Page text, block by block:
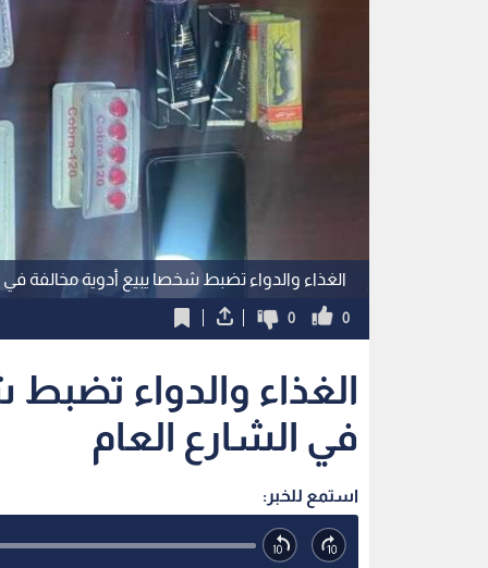
الغذاء والدواء تضبط شخصا يبيع أدوية مخالفة في
0
0
الغذاء والدواء
في الشارع العام
استمع للخبر: